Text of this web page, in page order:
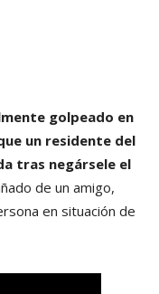
golpeado en
un residente del
tras negársele el
de un amigo,
en situación de